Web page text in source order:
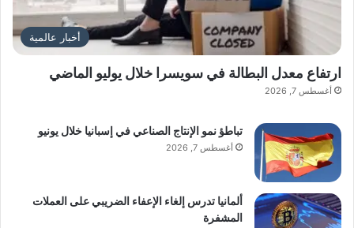
أخبار عالمية
ارتفاع معدل البطالة في سويسرا خلال يوليو الماضي
أغسطس 7, 2026
تباطؤ نمو الإنتاج الصناعي في إسبانيا خلال يونيو
أغسطس 7, 2026
ألمانيا تدرس إلغاء الإعفاء الضريبي على العملات
المشفرة